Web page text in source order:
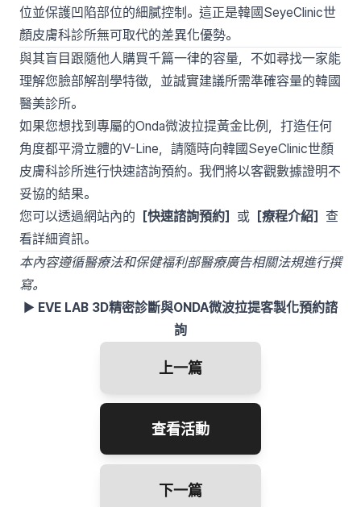
位並保護凹陷部位的細膩控制。這正是韓國SeyeClinic世
顏皮膚科診所無可取代的差異化優勢。
與其盲目跟隨他人購買千篇一律的容量，不如尋找一家能
理解您臉部解剖學特徵，並誠實建議所需準確容量的韓國
醫美診所。
如果您想找到專屬的Onda微波拉提黃金比例，打造任何
角度都平滑立體的V-Line，請隨時向韓國SeyeClinic世顏
皮膚科診所進行快速諮詢預約。我們將以客觀數據證明不
妥協的結果。
您可以透過網站內的 ［快速諮詢預約］ 或 ［療程介紹］ 查
看詳細資訊。
本內容遵循醫療法和保健福利部醫療廣告相關法規進行撰
寫。
▶ EVE LAB 3D精密診斷與ONDA微波拉提客製化預約諮
詢
上一篇
查看活動
下一篇